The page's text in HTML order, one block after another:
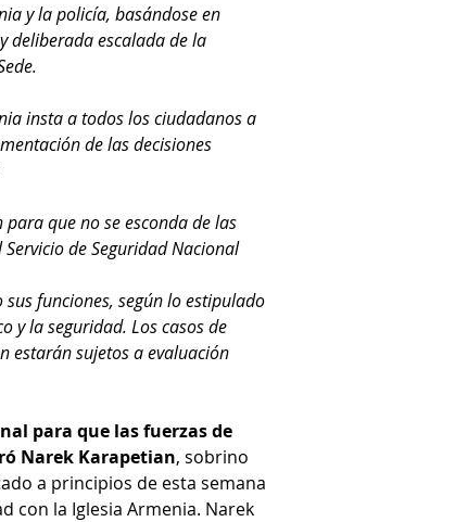
y la policía, basándose en
deliberada escalada de la
insta a todos los ciudadanos a
de las decisiones
que no se esconda de las
de Seguridad Nacional
funciones, según lo estipulado
y la seguridad. Los casos de
estarán sujetos a evaluación
para que las fuerzas de
Narek Karapetian, sobrino
a principios de esta semana
con la Iglesia Armenia. Narek